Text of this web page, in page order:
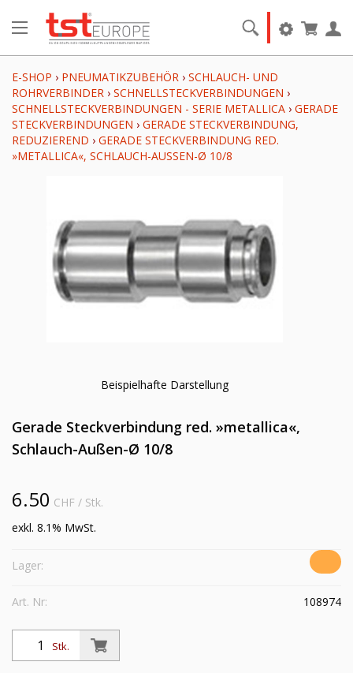
E-SHOP › PNEUMATIKZUBEHÖR › SCHLAUCH- UND
ROHRVERBINDER › SCHNELLSTECKVERBINDUNGEN ›
SCHNELLSTECKVERBINDUNGEN - SERIE METALLICA › GERADE
STECKVERBINDUNGEN › GERADE STECKVERBINDUNG,
REDUZIEREND › GERADE STECKVERBINDUNG RED.
»METALLICA«, SCHLAUCH-AUSSEN-Ø 10/8
Beispielhafte Darstellung
Gerade Steckverbindung red. »metallica«,
Schlauch-Außen-Ø 10/8
6.50 CHF / Stk.
exkl. 8.1% MwSt.
Lager:
Art. Nr: 108974
Stk.